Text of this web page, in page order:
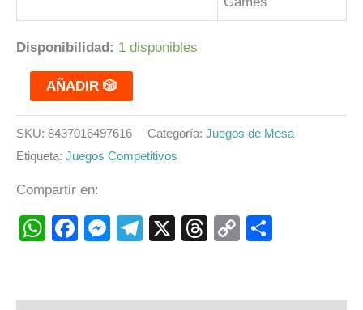
Disponibilidad: 1 disponibles
AÑADIR 🎲
SKU: 8437016497616 Categoría: Juegos de Mesa
Etiqueta: Juegos Competitivos
Compartir en:
WhatsApp
Facebook
Messenger
Telegram
X Threads
Copy